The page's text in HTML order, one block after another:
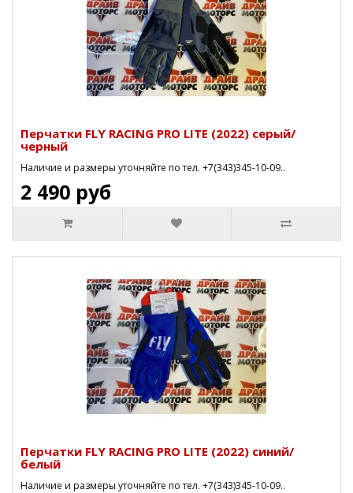
Перчатки FLY RACING PRO LITE (2022) серый/
черный
Наличие и размеры уточняйте по тел. +7(343)345-10-09..
2 490 руб
Перчатки FLY RACING PRO LITE (2022) синий/
белый
Наличие и размеры уточняйте по тел. +7(343)345-10-09..